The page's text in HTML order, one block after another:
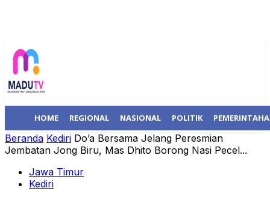
HOME REGIONAL NASIONAL POLITIK
Beranda Kediri Do’a Bersama Jelang Peresmian
Jembatan Jong Biru, Mas Dhito Borong Nasi Pecel...
Jawa Timur
Kediri